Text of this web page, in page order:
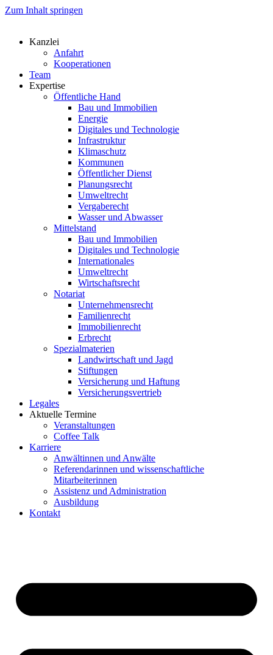
Zum Inhalt springen
Kanzlei
Anfahrt
Kooperationen
Team
Expertise
Öffentliche Hand
Bau und Immobilien
Energie
Digitales und Technologie
Infrastruktur
Klimaschutz
Kommunen
Öffentlicher Dienst
Planungsrecht
Umweltrecht
Vergaberecht
Wasser und Abwasser
Mittelstand
Bau und Immobilien
Digitales und Technologie
Internationales
Umweltrecht
Wirtschaftsrecht
Notariat
Unternehmensrecht
Familienrecht
Immobilienrecht
Erbrecht
Spezialmaterien
Landwirtschaft und Jagd
Stiftungen
Versicherung und Haftung
Versicherungsvertrieb
Legales
Aktuelle Termine
Veranstaltungen
Coffee Talk
Karriere
Anwältinnen und Anwälte
Referendarinnen und wissenschaftliche
Mitarbeiterinnen
Assistenz und Administration
Ausbildung
Kontakt